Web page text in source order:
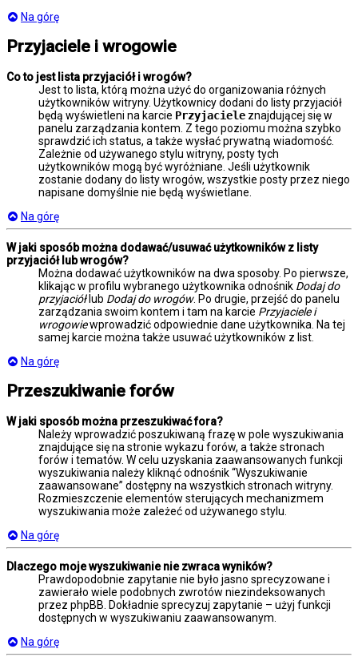
Na górę
Przyjaciele i wrogowie
Co to jest lista przyjaciół i wrogów?
Jest to lista, którą można użyć do organizowania różnych
użytkowników witryny. Użytkownicy dodani do listy przyjaciół
będą wyświetleni na karcie Przyjaciele znajdującej się w
panelu zarządzania kontem. Z tego poziomu można szybko
sprawdzić ich status, a także wysłać prywatną wiadomość.
Zależnie od używanego stylu witryny, posty tych
użytkowników mogą być wyróżniane. Jeśli użytkownik
zostanie dodany do listy wrogów, wszystkie posty przez niego
napisane domyślnie nie będą wyświetlane.
Na górę
W jaki sposób można dodawać/usuwać użytkowników z listy
przyjaciół lub wrogów?
Można dodawać użytkowników na dwa sposoby. Po pierwsze,
klikając w profilu wybranego użytkownika odnośnik Dodaj do
przyjaciółlub Dodaj do wrogów. Po drugie, przejść do panelu
zarządzania swoim kontem i tam na karcie Przyjaciele i
wrogowiewprowadzić odpowiednie dane użytkownika. Na tej
samej karcie można także usuwać użytkowników z list.
Na górę
Przeszukiwanie forów
W jaki sposób można przeszukiwać fora?
Należy wprowadzić poszukiwaną frazę w pole wyszukiwania
znajdujące się na stronie wykazu forów, a także stronach
forów i tematów. W celu uzyskania zaawansowanych funkcji
wyszukiwania należy kliknąć odnośnik “Wyszukiwanie
zaawansowane” dostępny na wszystkich stronach witryny.
Rozmieszczenie elementów sterujących mechanizmem
wyszukiwania może zależeć od używanego stylu.
Na górę
Dlaczego moje wyszukiwanie nie zwraca wyników?
Prawdopodobnie zapytanie nie było jasno sprecyzowane i
zawierało wiele podobnych zwrotów niezindeksowanych
przez phpBB. Dokładnie sprecyzuj zapytanie – użyj funkcji
dostępnych w wyszukiwaniu zaawansowanym.
Na górę